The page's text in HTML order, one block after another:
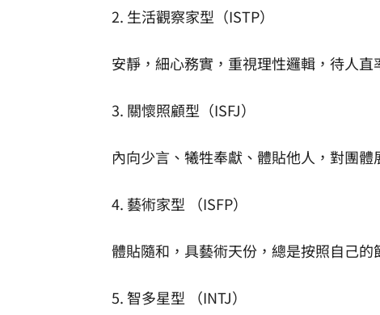
2. 生活觀察家型（ISTP）
安靜，細心務實，重視理性邏輯，待人直
3. 關懷照顧型（ISFJ）
內向少言、犧牲奉獻、體貼他人，對團體
4. 藝術家型 （ISFP）
體貼隨和，具藝術天份，總是按照自己的
5. 智多星型 （INTJ）